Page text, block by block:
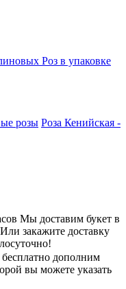
Роз в упаковке
розы Роза Кенийская -
Мы доставим букет в
закажите доставку
дополним
вы можете указать